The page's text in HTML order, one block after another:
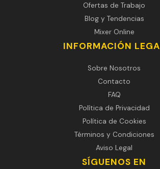
Ofertas de Trabajo
Blog y Tendencias
Mixer Online
INFORMACIÓN
Sobre Nosotros
Contacto
FAQ
Política de Privacidad
Política de Cookies
Términos y Condiciones
Aviso Legal
SÍGUENOS EN